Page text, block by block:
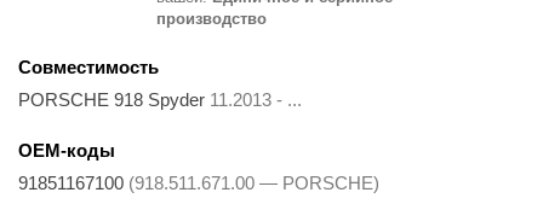
производство
Совместимость
PORSCHE 918 Spyder 11.2013 - ...
OEM-коды
91851167100 (918.511.671.00 — PORSCHE)